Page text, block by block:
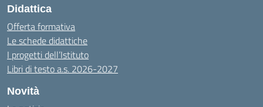
Didattica
Offerta formativa
Le schede didattiche
I progetti dell’Istituto
Libri di testo a.s. 2026-2027
Novità